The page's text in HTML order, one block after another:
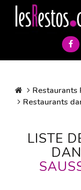
Restaurants
Restaurants
LISTE